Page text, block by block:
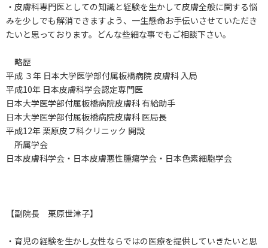
・皮膚科専門医としての知識と経験を生かして皮膚全般に関する悩
みを少しでも解消できますよう、一生懸命お手伝いさせていただき
たいと思っております。どんな些細な事でもご相談下さい。
略歴
平成 ３年 日本大学医学部付属板橋病院 皮膚科 入局
平成10年 日本皮膚科学会認定専門医
日本大学医学部付属板橋病院皮膚科 有給助手
日本大学医学部付属板橋病院皮膚科 医局長
平成12年 栗原皮フ科クリニック 開設
所属学会
日本皮膚科学会・日本皮膚悪性腫瘍学会・日本色素細胞学会
【副院長 栗原世津子】
・育児の経験を生かし女性ならではの医療を提供していきたいと思